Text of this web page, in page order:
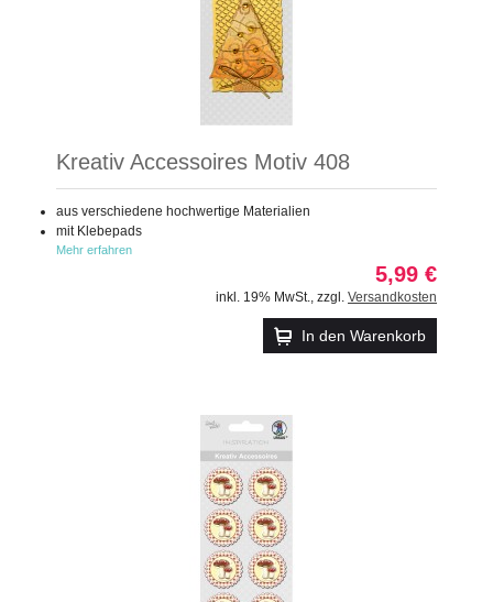
Kreativ Accessoires Motiv 408
aus verschiedene hochwertige Materialien
mit Klebepads
Mehr erfahren
5,99 €
inkl. 19% MwSt. zzgl. Versandkosten
In den Warenkorb